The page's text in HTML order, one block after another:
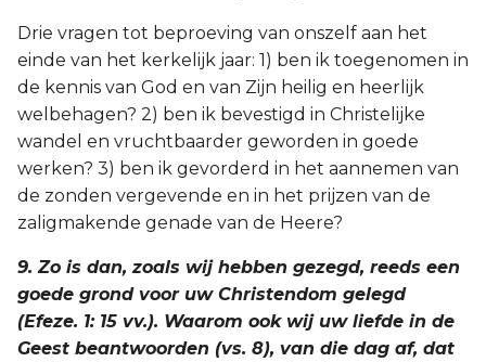
Drie vragen tot beproeving van onszelf aan het
einde van het kerkelijk jaar: 1) ben ik toegenomen in
de kennis van God en van Zijn heilig en heerlijk
welbehagen? 2) ben ik bevestigd in Christelijke
wandel en vruchtbaarder geworden in goede
werken? 3) ben ik gevorderd in het aannemen van
de zonden vergevende en in het prijzen van de
zaligmakende genade van de Heere?
9. Zo is dan, zoals wij hebben gezegd, reeds een
goede grond voor uw Christendom gelegd
(Efeze. 1: 15 vv.). Waarom ook wij uw liefde in de
Geest beantwoorden (vs. 8), van die dag af, dat